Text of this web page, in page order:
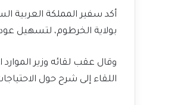
أكد سفير المملكة العربية
بولاية الخرطوم، لتسهيل
وقال عقب لقائه وزير
اللقاء إلى شرح حول